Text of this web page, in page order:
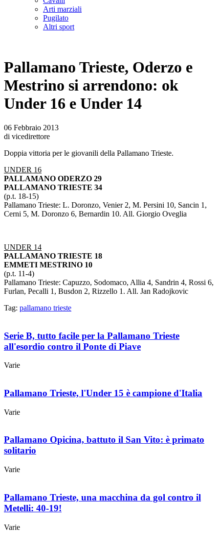
Arti marziali
Pugilato
Altri sport
Pallamano Trieste, Oderzo e
Mestrino si arrendono: ok
Under 16 e Under 14
06 Febbraio 2013
di vicedirettore
Doppia vittoria per le giovanili della Pallamano Trieste.
UNDER 16
PALLAMANO ODERZO 29
PALLAMANO TRIESTE 34
(p.t. 18-15)
Pallamano Trieste: L. Doronzo, Venier 2, M. Persini 10, Sancin 1,
Cerni 5, M. Doronzo 6, Bernardin 10. All. Giorgio Oveglia
UNDER 14
PALLAMANO TRIESTE 18
EMMETI MESTRINO 10
(p.t. 11-4)
Pallamano Trieste: Capuzzo, Sodomaco, Allia 4, Sandrin 4, Rossi 6,
Furlan, Pecalli 1, Busdon 2, Rizzello 1. All. Jan Radojkovic
Tag: pallamano trieste
Serie B, tutto facile per la Pallamano Trieste
all'esordio contro il Ponte di Piave
Varie
Pallamano Trieste, l'Under 15 è campione d'Italia
Varie
Pallamano Opicina, battuto il San Vito: è primato
solitario
Varie
Pallamano Trieste, una macchina da gol contro il
Metelli: 40-19!
Varie